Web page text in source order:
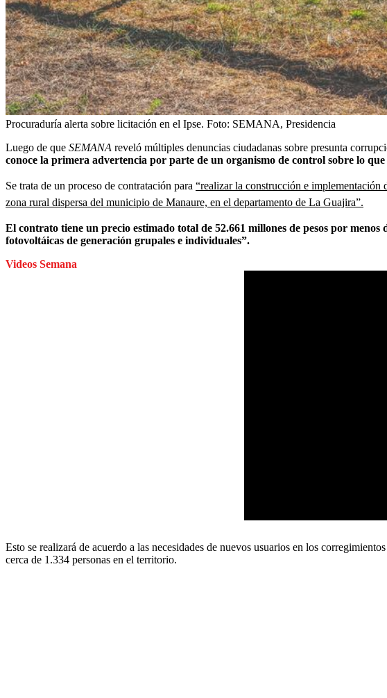
Procuraduría alerta sobre licitación en el Ipse. Foto: SEMANA, Presidencia
Luego de que SEMANA reveló múltiples denuncias ciudadanas sobre presunta
conoce la primera advertencia por parte de un organismo de control sobre lo
Se trata de un proceso de contratación para “realizar la construcción e implementación
zona rural dispersa del municipio de Manaure, en el departamento de La Guajira”.
El contrato tiene un precio estimado total de 52.661 millones de pesos por
fotovoltáicas de generación grupales e individuales”.
Videos Semana
Esto se realizará de acuerdo a las necesidades de nuevos usuarios en los
cerca de 1.334 personas en el territorio.